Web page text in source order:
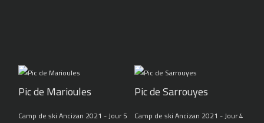
Pic de Marioules
Camp de ski Ancizan 2021 - Jour 5
Pic de Sarrouyes
Camp de ski Ancizan 2021 - Jour 4